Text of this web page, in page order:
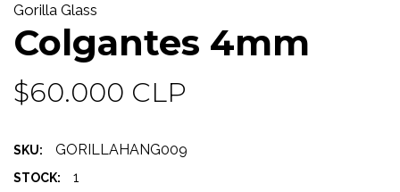
Gorilla Glass
Colgantes 4mm
$60.000 CLP
SKU: GORILLAHANG009
STOCK: 1